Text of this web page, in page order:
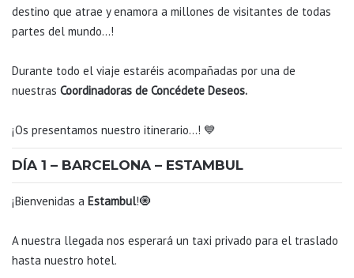
destino que atrae y enamora a millones de visitantes de todas
partes del mundo…!
Durante todo el viaje estaréis acompañadas por una de
nuestras Coordinadoras de Concédete Deseos.
¡Os presentamos nuestro itinerario…! 💙
DÍA 1 – BARCELONA – ESTAMBUL
¡Bienvenidas a Estambul!🧿
A nuestra llegada nos esperará un taxi privado para el traslado
hasta nuestro hotel.